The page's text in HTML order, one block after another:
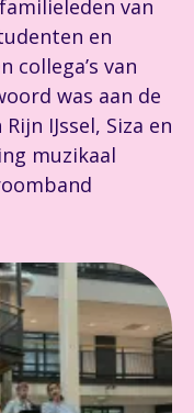
van
en
collega’s van
was aan de
IJssel, Siza en
muzikaal